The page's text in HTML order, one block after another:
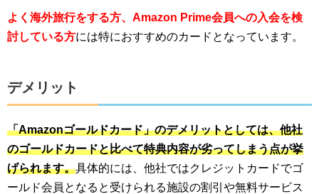
よく海外旅行をする方、Amazon Prime会員への入会を検
討している方には特におすすめのカードとなっています。
デメリット
「Amazonゴールドカード」のデメリットとしては、他社
のゴールドカードと比べて特典内容が劣ってしまう点が挙
げられます。具体的には、他社ではクレジットカードでゴ
ールド会員となると受けられる施設の割引や無料サービス